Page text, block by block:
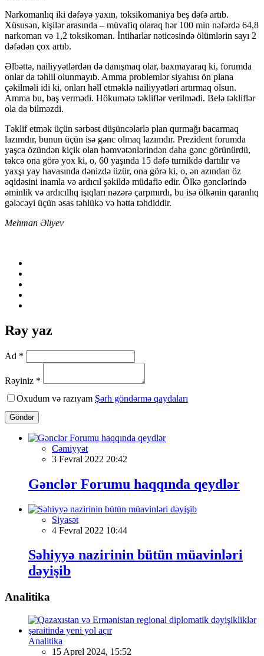
Narkomanlıq iki dəfəyə yaxın, toksikomaniya beş dəfə artıb.
Xüsusən, kişilər arasında – müvafiq olaraq hər 100 min nəfərdə 64,8
narkoman və 1,2 toksikoman. İntiharlar nəticəsində ölümlərin sayı 2
dəfədən çox artıb.
Əlbəttə, nailiyyətlərdən də danışmaq olar, baxmayaraq ki, forumda
onlar da təhlil olunmayıb. Amma problemlər siyahısı ön plana
çəkilməli idi ki, onları həll etməklə nailiyyətləri artırmaq olsun.
Amma bu, baş vermədi. Hökumətə təkliflər verilmədi. Belə təkliflər
ola da bilməzdi.
Təklif etmək üçün sərbəst düşüncələrlə plan qurmağı bacarmaq
lazımdır, bunun üçün isə gənc olmaq lazımdır. Prezident forumda
yaşca özündən kiçik olan həmvətənlərindən daha gənc görünürdü,
təkcə ona görə yox ki, o, 60 yaşında 15 dəfə turnikdə dartılır və
yaxşı yay havasında dənizdə üzür, ona görə ki, o, ən azından öz
əqidəsini inamla və ardıcıl şəkildə müdafiə edir. Ölkə gənclərində
əminlik və ardıcıllıq işıqları nəzərə çarpmırdı, bu isə ölkənin qaranlıq
gələcəyi üçün əsas təhlükə və hətta təhdiddir.
Mehman Əliyev
Rəy yaz
Ad *
Rəyiniz *
Oxudum və razıyam Şərh göndərmə qaydaları
Göndər
Cəmiyyət
3 Fevral 2022 20:42
Gənclər Forumu haqqında qeydlər
Siyasət
4 Fevral 2022 10:44
Səhiyyə nazirinin bütün müavinləri
dəyişib
Analitika
Analitika
15 Aprel 2024, 15:52